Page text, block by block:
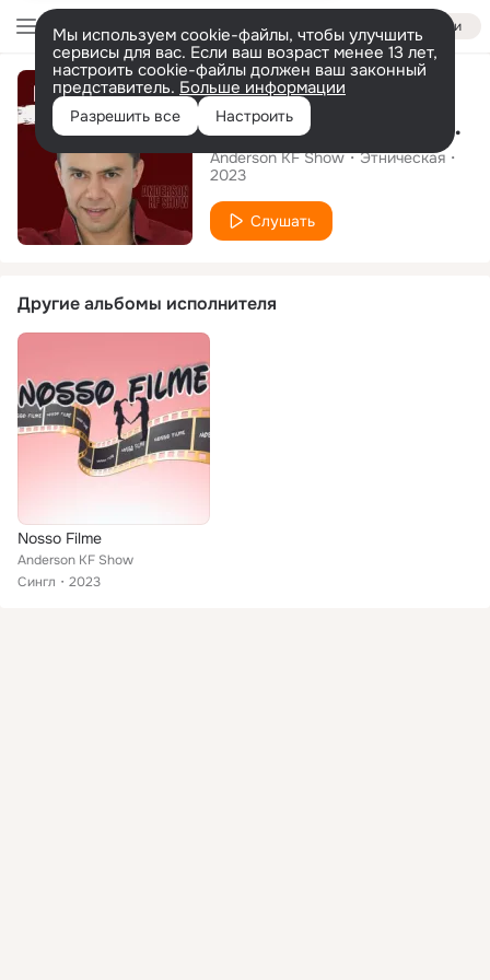
Войти
Мы используем cookie-файлы, чтобы улучшить
сервисы для вас. Если ваш возраст менее 13 лет,
настроить cookie-файлы должен ваш законный
представитель. Больше информации
Разрешить все Настроить
Сингл
ESSE ALGUÉM SOU EU
Anderson KF Show
Этническая
2023
Слушать
Другие альбомы исполнителя
Nosso Filme
Anderson KF Show
Сингл
2023